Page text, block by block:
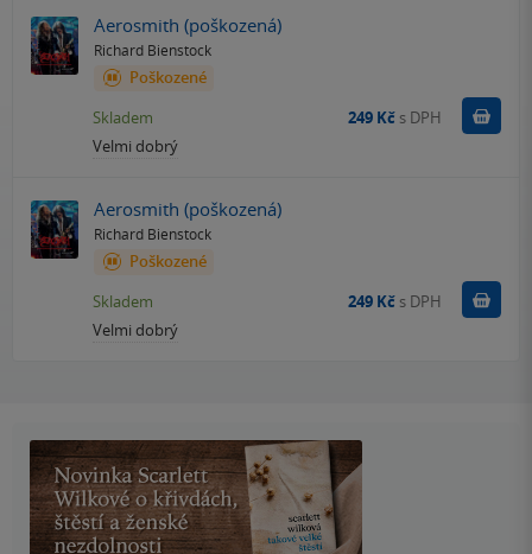
Aerosmith (poškozená)
Richard Bienstock
Poškozené
Velmi dobrý
Skladem 249 Kč s DPH
Aerosmith (poškozená)
Richard Bienstock
Poškozené
Velmi dobrý
Skladem 249 Kč s DPH